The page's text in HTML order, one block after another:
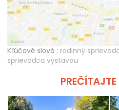
Kľúčové slová : rodinný
sprievodca výstavou
PREČÍTAJTE